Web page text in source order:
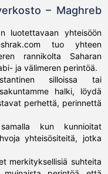
– Maghreb
luotettavaan yhteisöön
tuo yhteen
rannikolta Saharan
ja välimeren perintöä.
silloissa tai
halki, löydä
perhettä, perinnettä
kun kunnioitat
yhteisösiteitä, jotka
merkityksellisiä suhteita